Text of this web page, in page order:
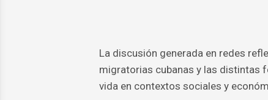
La discusión generada en redes
migratorias cubanas y las distintas
vida en contextos sociales y